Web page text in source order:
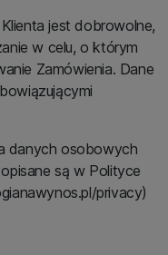
jest dobrowolne,
w celu, o którym
Zamówienia. Dane
danych osobowych
są w Polityce
privacy)